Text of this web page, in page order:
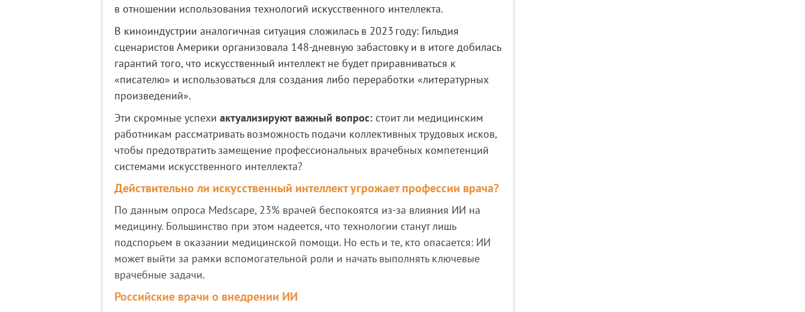
в отношении использования технологий искусственного интеллекта.
В киноиндустрии аналогичная ситуация сложилась в 2023 году: Гильдия
сценаристов Америки организовала 148‑дневную забастовку и в итоге добилась
гарантий того, что искусственный интеллект не будет приравниваться к
«писателю» и использоваться для создания либо переработки «литературных
произведений».
Эти скромные успехи актуализируют важный вопрос: стоит ли медицинским
работникам рассматривать возможность подачи коллективных трудовых исков,
чтобы предотвратить замещение профессиональных врачебных компетенций
системами искусственного интеллекта?
Действительно ли искусственный интеллект угрожает профессии врача?
По данным опроса Medscape, 23% врачей беспокоятся из‑за влияния ИИ на
медицину. Большинство при этом надеется, что технологии станут лишь
подспорьем в оказании медицинской помощи. Но есть и те, кто опасается: ИИ
может выйти за рамки вспомогательной роли и начать выполнять ключевые
врачебные задачи.
Российские врачи о внедрении ИИ